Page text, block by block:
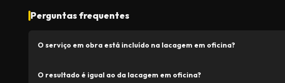
Perguntas frequentes
O serviço em obra está incluído na lacagem em oficina?
O resultado é igual ao da lacagem em oficina?